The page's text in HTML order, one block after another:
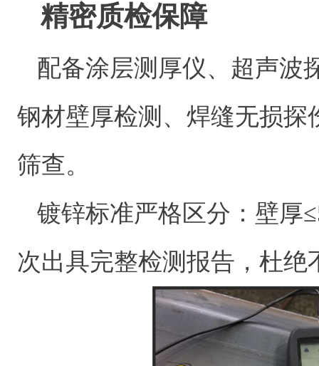
精密质检保障
配备涂层测厚仪、超声波
钢材壁厚检测、焊缝无损
筛查。
镀锌标准严格区分：壁厚
次出具完整检测报告，杜绝